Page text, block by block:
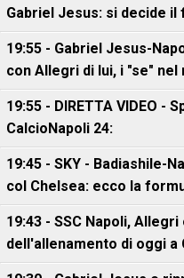
Gabriel Jesus: si decide
19:55 - Gabriel Jesus-
con Allegri di lui, i "se" nel
19:55 - DIRETTA VIDEO -
CalcioNapoli 24:
19:45 - SKY - Badiashile-
col Chelsea: ecco la
19:43 - SSC Napoli,
dell'allenamento di oggi a